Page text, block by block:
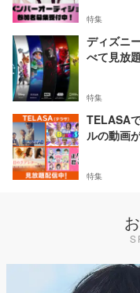
特集
ディズニ
べて見放
特集
TELASA
ルの動画
特集